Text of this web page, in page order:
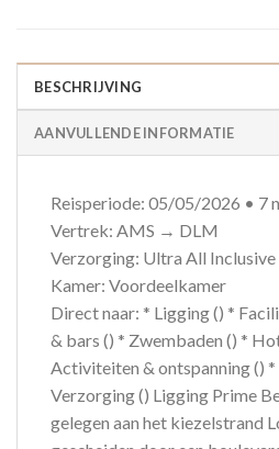
BESCHRIJVING
AANVULLENDE INFORMATIE
Reisperiode: 05/05/2026 • 7
Vertrek: AMS → DLM
Verzorging: Ultra All Inclusive
Kamer: Voordeelkamer
Direct naar: * Ligging () *
& bars () * Zwembaden () *
Activiteiten & ontspanning ()
Verzorging () Ligging Prime
gelegen aan het kiezelstrand